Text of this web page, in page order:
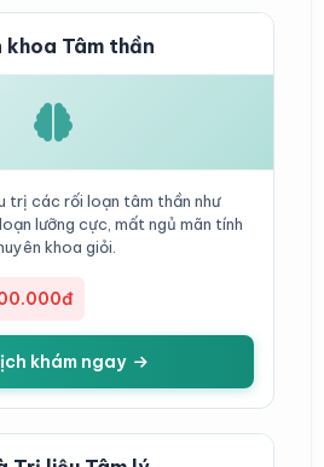
khoa Tâm thần
trị các rối loạn tâm thần như
lưỡng cực, mất ngủ mãn tính
khoa giỏi.
khám ngay